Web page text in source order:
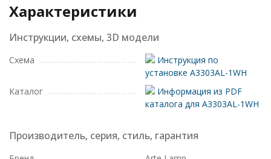
Характеристики
Инструкции, схемы, 3D модели
Схема
Инструкция по
установке A3303AL-1WH
Каталог
Информация из PDF
каталога для A3303AL-1WH
Производитель, серия, стиль, гарантия